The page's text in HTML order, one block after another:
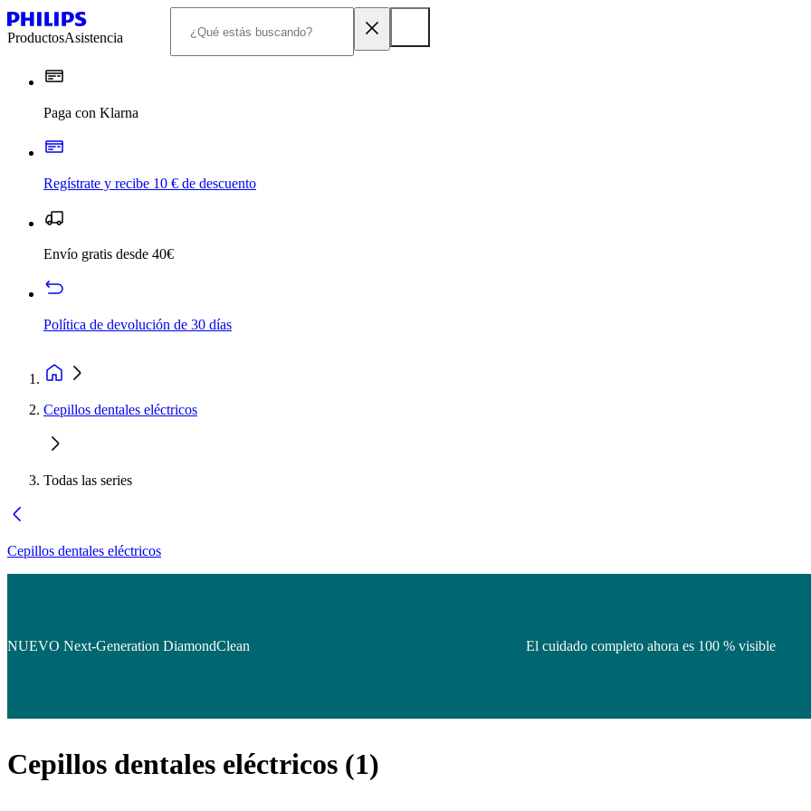
ProductosAsistencia
Paga con Klarna
Regístrate y recibe 10 € de descuento
Envío gratis desde 40€
Política de devolución de 30 días
Cepillos dentales eléctricos
Todas las series
Cepillos dentales eléctricos
NUEVO Next-Generation DiamondClean El cuidado completo ahora es 100 % visible
Cepillos dentales eléctricos (1)